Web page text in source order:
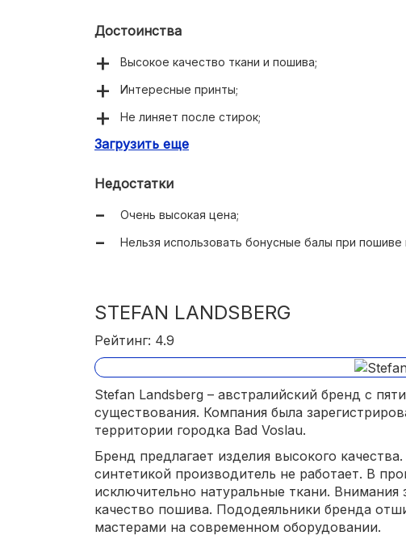
Достоинства
Высокое качество ткани и пошива;
Интересные принты;
Не линяет после стирок;
Есть возможность заказа изделия по своим
Загрузить еще
Недостатки
Очень высокая цена;
Нельзя использовать бонусные балы при пошиве
STEFAN LANDSBERG
Рейтинг: 4.9
Stefan Landsberg – австралийский бренд с
существования. Компания была
территории городка Bad Voslau.
Бренд предлагает изделия высокого
синтетикой производитель не работает. В
исключительно натуральные ткани. Внимания
качество пошива. Пододеяльники бренда
мастерами на современном оборудовании.